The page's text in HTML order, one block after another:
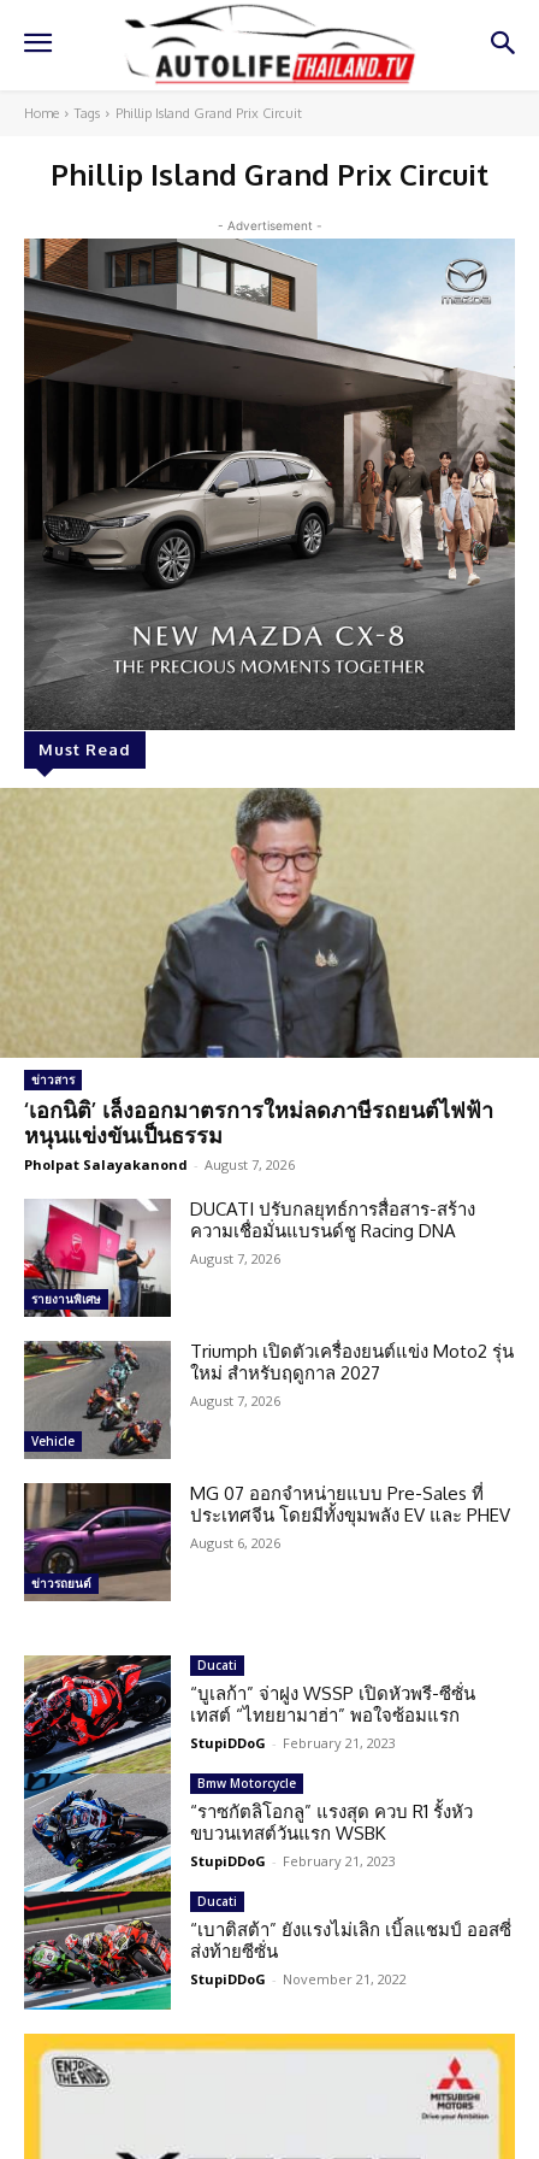
Home Tags Phillip Island Grand Prix Circuit
Phillip Island Grand Prix Circuit
- Advertisement -
Must Read
ข่าวสาร
‘เอกนิติ’ เล็งออกมาตรการใหม่ลดภาษีรถยนต์ไฟฟ้า
หนุนแข่งขันเป็นธรรม
Pholpat Salayakanond - August 7, 2026
รายงานพิเศษ
DUCATI ปรับกลยุทธ์การสื่อสาร-สร้าง
ความเชื่อมั่นแบรนด์ชู Racing DNA
August 7, 2026
Vehicle
Triumph เปิดตัวเครื่องยนต์แข่ง Moto2 รุ่น
ใหม่ สำหรับฤดูกาล 2027
August 7, 2026
ข่าวรถยนต์
MG 07 ออกจำหน่ายแบบ Pre-Sales ที่
ประเทศจีน โดยมีทั้งขุมพลัง EV และ PHEV
August 6, 2026
Ducati
“บูเลก้า” จ่าฝูง WSSP เปิดหัวพรี-ซีซั่น
เทสต์ “ไทยยามาฮ่า” พอใจซ้อมแรก
StupiDDoG - February 21, 2023
Bmw Motorcycle
“ราซกัตลิโอกลู” แรงสุด ควบ R1 รั้งหัว
ขบวนเทสต์วันแรก WSBK
StupiDDoG - February 21, 2023
Ducati
“เบาติสต้า” ยังแรงไม่เลิก เบิ้ลแชมป์ ออสซี่
ส่งท้ายซีซั่น
StupiDDoG - November 21, 2022